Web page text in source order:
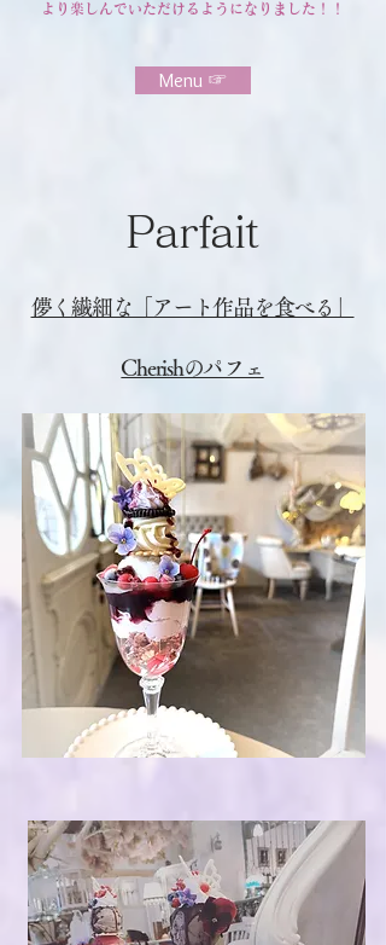
より楽しんでいただけるようになりました！！
Menu ☞
Parfait
儚く繊細な「アート作品を食べる」
Cherishのパフェ